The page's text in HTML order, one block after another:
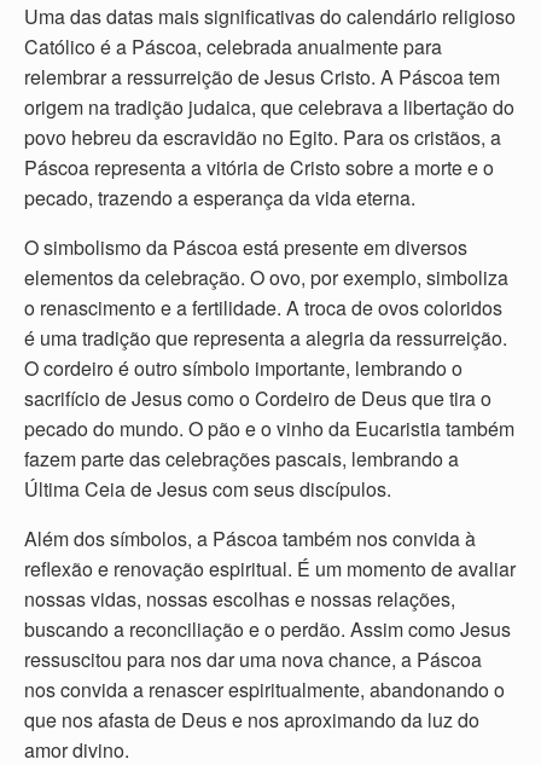
Uma das datas mais significativas do calendário religioso
Católico é a Páscoa, celebrada anualmente para
relembrar a ressurreição de Jesus Cristo. A Páscoa tem
origem na tradição judaica, que celebrava a libertação do
povo hebreu da escravidão no Egito. Para os cristãos, a
Páscoa representa a vitória de Cristo sobre a morte e o
pecado, trazendo a esperança da vida eterna.
O simbolismo da Páscoa está presente em diversos
elementos da celebração. O ovo, por exemplo, simboliza
o renascimento e a fertilidade. A troca de ovos coloridos
é uma tradição que representa a alegria da ressurreição.
O cordeiro é outro símbolo importante, lembrando o
sacrifício de Jesus como o Cordeiro de Deus que tira o
pecado do mundo. O pão e o vinho da Eucaristia também
fazem parte das celebrações pascais, lembrando a
Última Ceia de Jesus com seus discípulos.
Além dos símbolos, a Páscoa também nos convida à
reflexão e renovação espiritual. É um momento de avaliar
nossas vidas, nossas escolhas e nossas relações,
buscando a reconciliação e o perdão. Assim como Jesus
ressuscitou para nos dar uma nova chance, a Páscoa
nos convida a renascer espiritualmente, abandonando o
que nos afasta de Deus e nos aproximando da luz do
amor divino.